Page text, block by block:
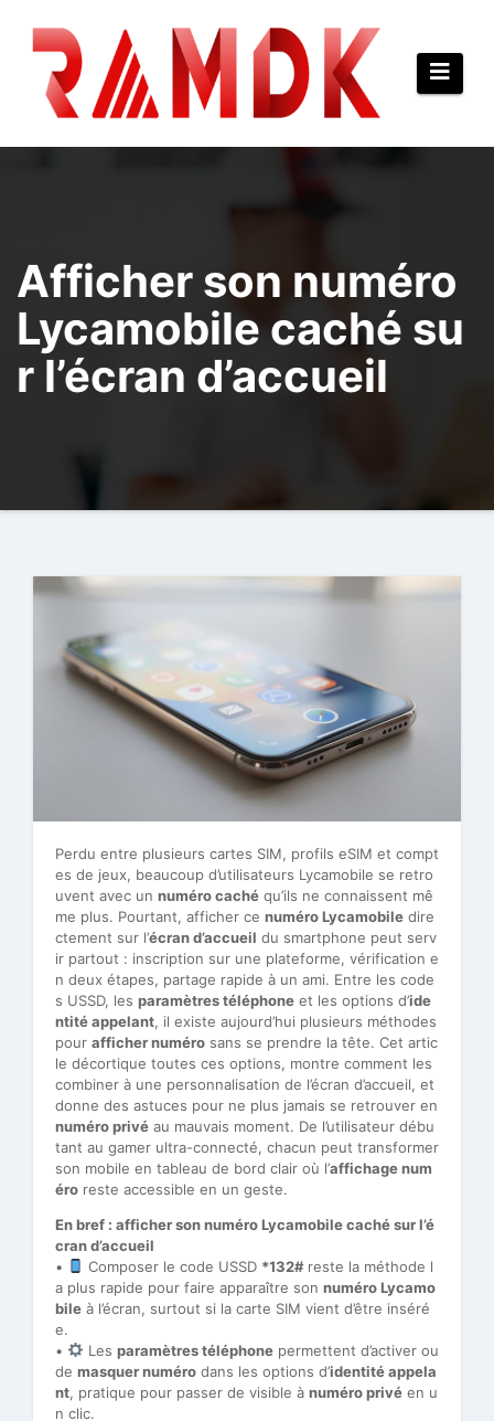
contenu
Afficher son numéro
Lycamobile caché su
r l’écran d’accueil
Perdu entre plusieurs cartes SIM, profils eSIM et compt
es de jeux, beaucoup d’utilisateurs Lycamobile se retro
uvent avec un numéro caché qu’ils ne connaissent mê
me plus. Pourtant, afficher ce numéro Lycamobile dire
ctement sur l’écran d’accueil du smartphone peut serv
ir partout : inscription sur une plateforme, vérification e
n deux étapes, partage rapide à un ami. Entre les code
s USSD, les paramètres téléphone et les options d’ide
ntité appelant, il existe aujourd’hui plusieurs méthodes
pour afficher numéro sans se prendre la tête. Cet artic
le décortique toutes ces options, montre comment les
combiner à une personnalisation de l’écran d’accueil, et
donne des astuces pour ne plus jamais se retrouver en
numéro privé au mauvais moment. De l’utilisateur débu
tant au gamer ultra-connecté, chacun peut transformer
son mobile en tableau de bord clair où l’affichage num
éro reste accessible en un geste.
En bref : afficher son numéro Lycamobile caché sur l’é
cran d’accueil
•
Composer le code USSD *132#reste la méthode l
a plus rapide pour faire apparaître son numéro Lycamo
bile à l’écran, surtout si la carte SIM vient d’être inséré
e.
•
Les paramètres téléphonepermettent d’activer ou
de masquer numéro dans les options d’identité appela
nt, pratique pour passer de visible à numéro privé en u
n clic.